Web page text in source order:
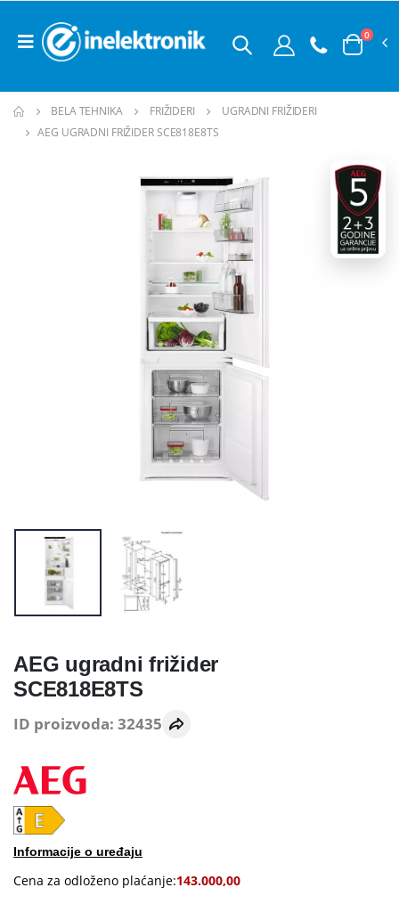
0
BELA TEHNIKA FRIŽIDERI
UGRADNI FRIŽIDERI
AEG UGRADNI FRIŽIDER SCE818E8TS
AEG ugradni frižider
SCE818E8TS
ID proizvoda: 32435
Informacije o uređaju
Cena za odloženo plaćanje:143.000,00